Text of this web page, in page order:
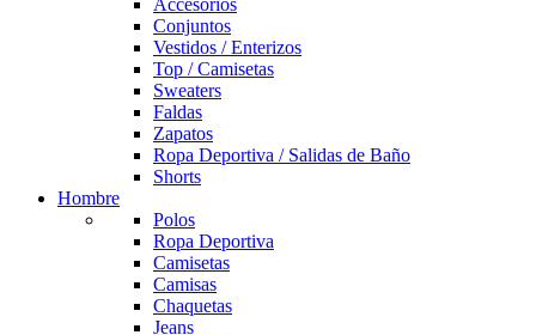
Accesorios
Conjuntos
Vestidos / Enterizos
Top / Camisetas
Sweaters
Faldas
Zapatos
Ropa Deportiva / Salidas de Baño
Shorts
Hombre
Polos
Ropa Deportiva
Camisetas
Camisas
Chaquetas
Jeans